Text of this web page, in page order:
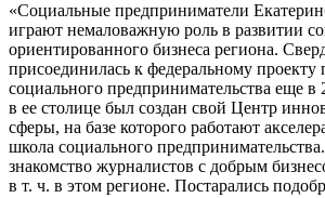
«Социальные предприниматели
играют немаловажную роль в развитии
ориентированного бизнеса региона.
присоединилась к федеральному проекту
социального предпринимательства еще в
в ее столице был создан свой Центр
сферы, на базе которого работают
школа социального
знакомство журналистов с добрым
в т. ч. в этом регионе. Постарались